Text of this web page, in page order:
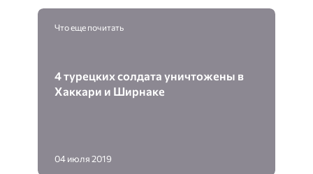
Что еще почитать
4 турецких солдата уничтожены в
Хаккари и Ширнаке
04 июля 2019